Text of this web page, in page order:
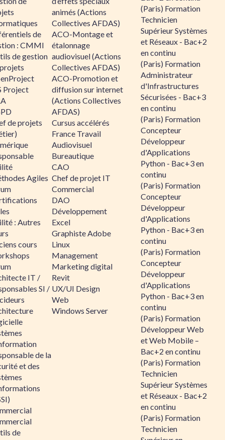
de
: CMMI
de gestion
Project
de projets
Agiles
: Autres
cours
IT /
SI /
de la
et des
de
animés (Actions
Collectives AFDAS)
ACO-Montage et
étalonnage
audiovisuel (Actions
Collectives AFDAS)
ACO-Promotion et
diffusion sur internet
(Actions Collectives
AFDAS)
Cursus accélérés
France Travail
Audiovisuel
Bureautique
CAO
Chef de projet IT
Commercial
DAO
Développement
Excel
Graphiste Adobe
Linux
Management
Marketing digital
Revit
UX/UI Design
Web
Windows Server
(Paris) Formation
Technicien
Supérieur Systèmes
et Réseaux - Bac+2
en continu
(Paris) Formation
Administrateur
d'Infrastructures
Sécurisées - Bac+3
en continu
(Paris) Formation
Concepteur
Développeur
d'Applications
Python - Bac+3 en
continu
(Paris) Formation
Concepteur
Développeur
d'Applications
Python - Bac+3 en
continu
(Paris) Formation
Concepteur
Développeur
d'Applications
Python - Bac+3 en
continu
(Paris) Formation
Développeur Web
et Web Mobile –
Bac+2 en continu
(Paris) Formation
Technicien
Supérieur Systèmes
et Réseaux - Bac+2
en continu
(Paris) Formation
Technicien